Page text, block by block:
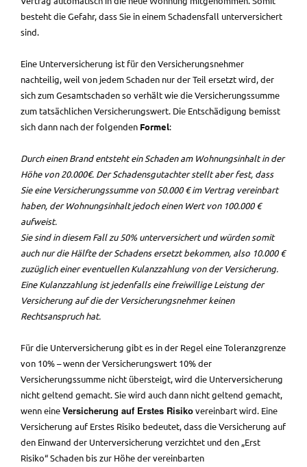
besteht die Gefahr, dass Sie in einem Schadensfall unterversichert
sind.
Eine Unterversicherung ist für den Versicherungsnehmer
nachteilig, weil von jedem Schaden nur der Teil ersetzt wird, der
sich zum Gesamtschaden so verhält wie die Versicherungssumme
zum tatsächlichen Versicherungswert. Die Entschädigung bemisst
sich dann nach der folgenden Formel:
Durch einen Brand entsteht ein Schaden am Wohnungsinhalt in der
Höhe von 20.000€. Der Schadensgutachter stellt aber fest, dass
Sie eine Versicherungssumme von 50.000 € im Vertrag vereinbart
haben, der Wohnungsinhalt jedoch einen Wert von 100.000 €
aufweist.
Sie sind in diesem Fall zu 50% unterversichert und würden somit
auch nur die Hälfte der Schadens ersetzt bekommen, also 10.000 €
zuzüglich einer eventuellen Kulanzzahlung von der Versicherung.
Eine Kulanzzahlung ist jedenfalls eine freiwillige Leistung der
Versicherung auf die der Versicherungsnehmer keinen
Rechtsanspruch hat.
Für die Unterversicherung gibt es in der Regel eine Toleranzgrenze
von 10% – wenn der Versicherungswert 10% der
Versicherungssumme nicht übersteigt, wird die Unterversicherung
nicht geltend gemacht. Sie wird auch dann nicht geltend gemacht,
wenn eineVersicherung auf Erstes Risikovereinbart wird. Eine
Versicherung auf Erstes Risiko bedeutet, dass die Versicherung auf
den Einwand der Unterversicherung verzichtet und den „Erst
Risiko“ Schaden bis zur Höhe der vereinbarten